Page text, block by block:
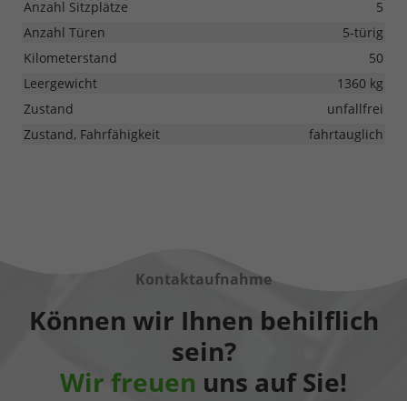
Anzahl Sitzplätze
5
Anzahl Türen
5-türig
Kilometerstand
50
Leergewicht
1360 kg
Zustand
unfallfrei
Zustand, Fahrfähigkeit
fahrtauglich
Kontaktaufnahme
Können wir Ihnen behilflich
sein?
Wir freuen uns auf Sie!